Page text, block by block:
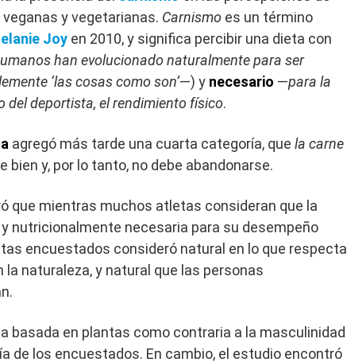
y vegetarianas. Carnismo es un término
Joy en 2010, y significa percibir una dieta con
han evolucionado naturalmente para ser
‘las cosas como son’—) y necesario —para la
del deportista, el rendimiento físico.
agregó más tarde una cuarta categoría, que la carne
bien y, por lo tanto, no debe abandonarse.
que mientras muchos atletas consideran que la
nutricionalmente necesaria para su desempeño
encuestados consideró natural en lo que respecta
la naturaleza, y natural que las personas
basada en plantas como contraria a la masculinidad
de los encuestados. En cambio, el estudio encontró